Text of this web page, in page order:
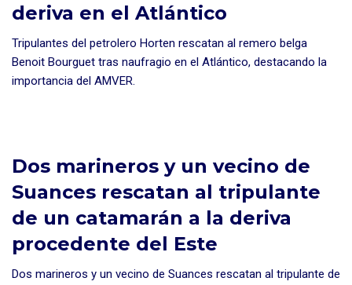
deriva en el Atlántico
Tripulantes del petrolero Horten rescatan al remero belga
Benoit Bourguet tras naufragio en el Atlántico, destacando la
importancia del AMVER.
Dos marineros y un vecino de
Suances rescatan al tripulante
de un catamarán a la deriva
procedente del Este
Dos marineros y un vecino de Suances rescatan al tripulante de